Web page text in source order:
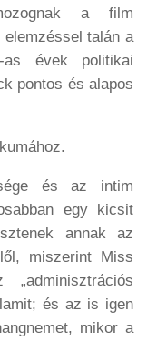
a film
elemzéssel talán a
as évek politikai
pontos és alapos
és az intim
egy kicsit
annak az
miszerint Miss
és az is igen
mikor a